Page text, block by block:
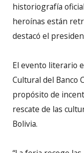
historiografía
heroínas están
destacó el
El evento literario
Cultural del Banco
propósito de
rescate de las
Bolivia.